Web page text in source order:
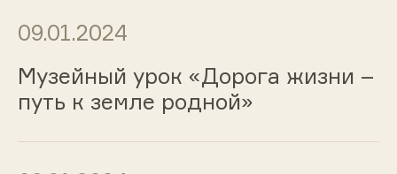
09.01.2024
Музейный урок «Дорога жизни –
путь к земле родной»